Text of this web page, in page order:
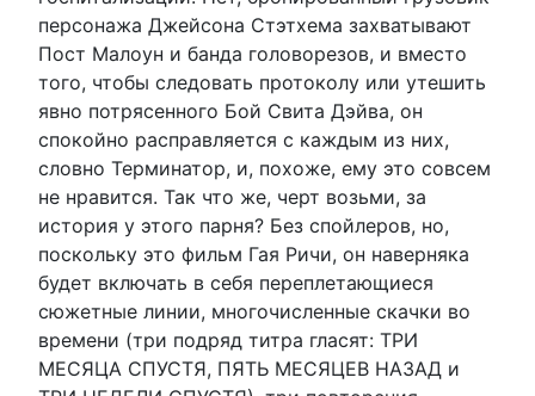
персонажа Джейсона Стэтхема захватывают
Пост Малоун и банда головорезов, и вместо
того, чтобы следовать протоколу или утешить
явно потрясенного Бой Свита Дэйва, он
спокойно расправляется с каждым из них,
словно Терминатор, и, похоже, ему это совсем
не нравится. Так что же, черт возьми, за
история у этого парня? Без спойлеров, но,
поскольку это фильм Гая Ричи, он наверняка
будет включать в себя переплетающиеся
сюжетные линии, многочисленные скачки во
времени (три подряд титра гласят: ТРИ
МЕСЯЦА СПУСТЯ, ПЯТЬ МЕСЯЦЕВ НАЗАД и